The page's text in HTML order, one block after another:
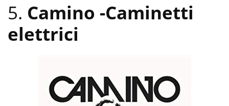
5. Camino -Caminetti
elettrici